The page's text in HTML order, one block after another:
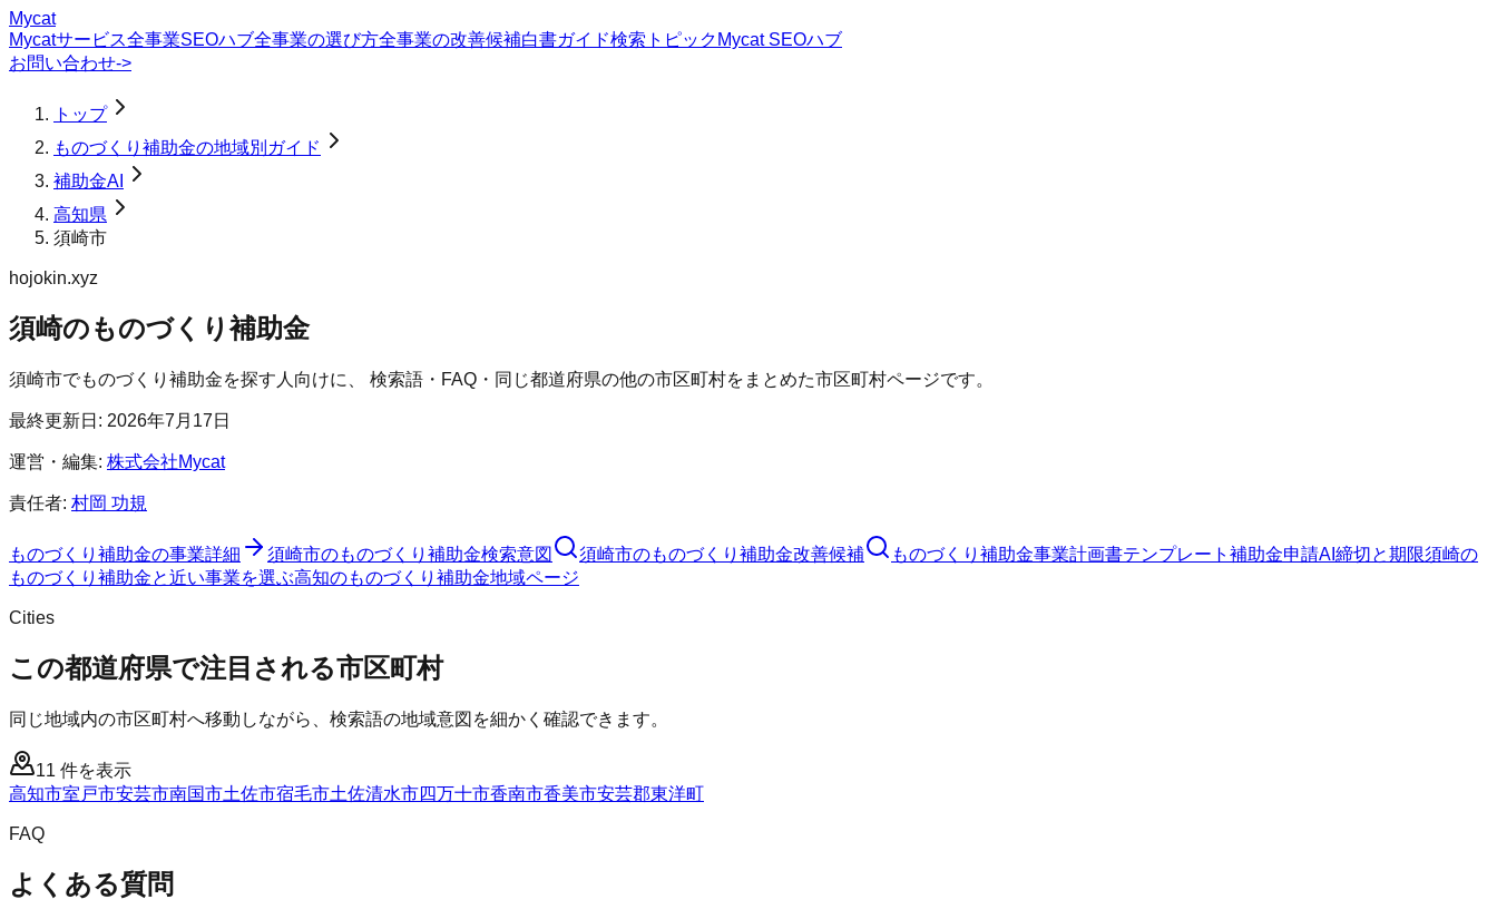
Mycat
Mycatサービス全事業SEOハブ全事業の選び方全事業の改善候補白書ガイド検索トピック Mycat SEOハブ
お問い合わせ->
トップ
ものづくり補助金の地域別ガイド
補助金AI
高知県
須崎市
hojokin.xyz
須崎のものづくり補助金
須崎市でものづくり補助金を探す人向けに、 検索語・FAQ・同じ都道府県の他の市区町村をまとめた市区町村ページです。
最終更新日: 2026年7月17日
運営・編集: 株式会社Mycat
責任者: 村岡 功規
ものづくり補助金の事業詳細 須崎市のものづくり補助金検索意図 須崎市のものづくり補助金改善候補 ものづくり補助金事業計画書テンプレート 補助金申請AI 締切と期限須崎の
ものづくり補助金と近い事業を選ぶ高知のものづくり補助金地域ページ
Cities
この都道府県で注目される市区町村
同じ地域内の市区町村へ移動しながら、検索語の地域意図を細かく確認できます。
11 件を表示
高知市室戸市安芸市南国市土佐市宿毛市土佐清水市四万十市香南市香美市安芸郡東洋町
FAQ
よくある質問